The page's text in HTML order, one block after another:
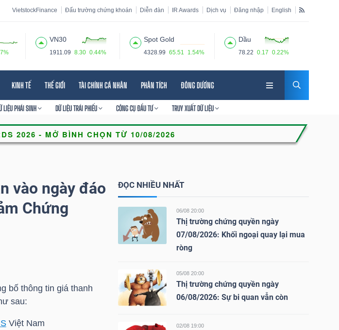
VietstockFinance Đấu trường chứng khoán Diễn đàn IR Awards Dịch vụ Đăng nhập English
VN30
1911.09 8.30 0.44%
Spot Gold
4328.99 65.51 1.54%
Dầu
78.22 0.17 0.22%
KINH TẾ THẾ GIỚI TÀI CHÍNH CÁ NHÂN PHÂN TÍCH ĐÔNG DƯƠNG
LIỆU PHÁI SINH DỮ LIỆU TRÁI PHIẾU CÔNG CỤ ĐẦU TƯ TRUY XUẤT DỮ LIỆU
vào ngày đáo
Chứng
bố thông tin giá thanh
sau:
Việt Nam
ĐỌC NHIỀU NHẤT
06/08 20:00
Thị trường chứng quyền ngày
07/08/2026: Khối ngoại quay lại mua
ròng
05/08 20:00
Thị trường chứng quyền ngày
06/08/2026: Sự bi quan vẫn còn
02/08 19:00